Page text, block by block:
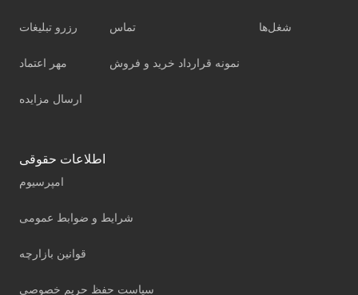
رزرو تبلیغات
مهر اعتماد
ارسال مزایده
تماس
نمونه قرارداد خرید و فروش
شغل‌ها
اطلاعات حقوقی
امپرسیوم
شرایط و ضوابط عمومی
قوانین بازارچه
سیاست حفظ حریم خصوصی